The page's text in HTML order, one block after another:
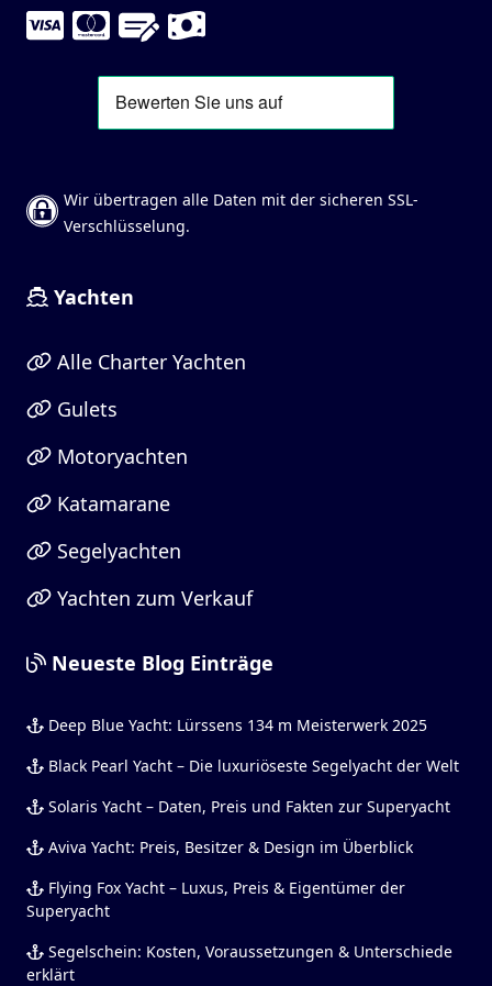
Wir übertragen alle Daten mit der sicheren SSL-
Verschlüsselung.
Yachten
Alle Charter Yachten
Gulets
Motoryachten
Katamarane
Segelyachten
Yachten zum Verkauf
Neueste Blog Einträge
Deep Blue Yacht: Lürssens 134 m Meisterwerk 2025
Black Pearl Yacht – Die luxuriöseste Segelyacht der Welt
Solaris Yacht – Daten, Preis und Fakten zur Superyacht
Aviva Yacht: Preis, Besitzer & Design im Überblick
Flying Fox Yacht – Luxus, Preis & Eigentümer der
Superyacht
Segelschein: Kosten, Voraussetzungen & Unterschiede
erklärt